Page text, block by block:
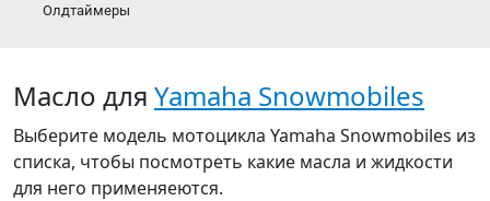
Олдтаймеры
Масло для Yamaha Snowmobiles
Выберите модель мотоцикла Yamaha Snowmobiles из
списка, чтобы посмотреть какие масла и жидкости
для него применяеются.